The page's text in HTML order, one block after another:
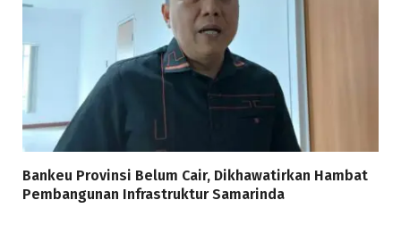
Bankeu Provinsi Belum Cair, Dikhawatirkan Hambat
Pembangunan Infrastruktur Samarinda